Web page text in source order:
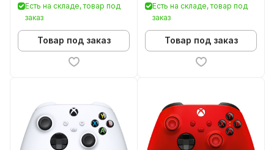
Есть на складе, товар под
заказ
Товар под заказ
Есть на складе, товар под
заказ
Товар под заказ